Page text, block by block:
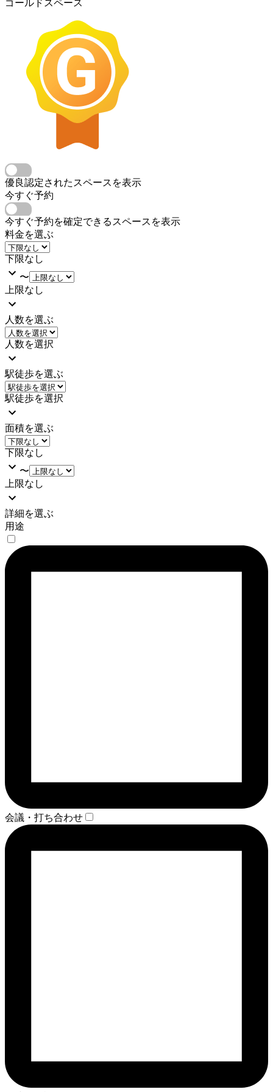
ゴールドスペース
優良認定されたスペースを表示
今すぐ予約
今すぐ予約を確定できるスペースを表示
料金を選ぶ
下限なし
〜
上限なし
人数を選ぶ
人数を選択
駅徒歩を選ぶ
駅徒歩を選択
面積を選ぶ
下限なし
〜
上限なし
詳細を選ぶ
用途
会議・打ち合わせ